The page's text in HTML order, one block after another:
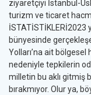
ziyaretçiyi İstanbul-
turizm ve ticaret
İSTATİSTİKLERİ2023
bünyesinde
Yolları’na ait
nedeniyle tepkilerin
milletin bu aklı gitmiş
bırakmıyor. Olur ya,